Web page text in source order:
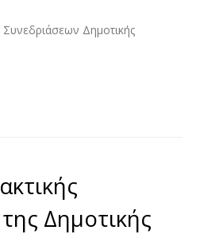
Δημοτικής
Δημοτικής